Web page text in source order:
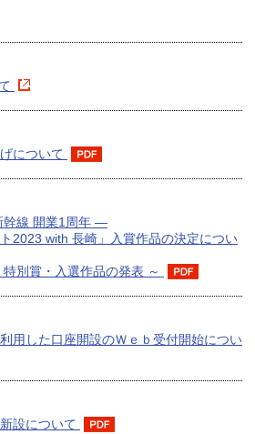
について
幹線 開業1周年 ―
2023 with 長崎」入賞作品の決定につい
別賞・入選作品の発表 ～
用した口座開設のＷｅｂ受付開始につい
設について